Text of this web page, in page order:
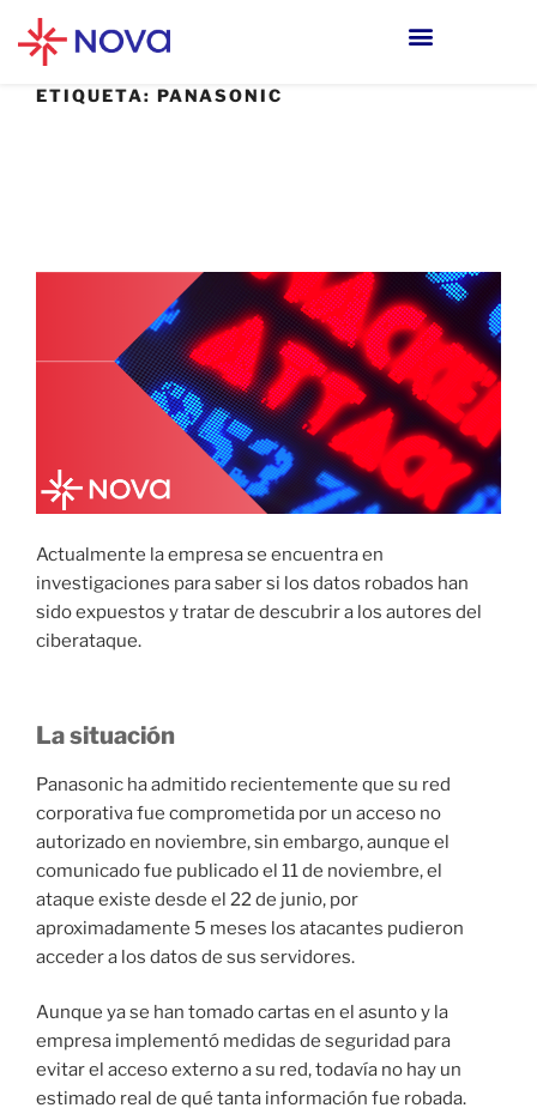
ETIQUETA: PANASONIC
Actualmente la empresa se encuentra en
investigaciones para saber si los datos robados han
sido expuestos y tratar de descubrir a los autores del
ciberataque.
La situación
Panasonic ha admitido recientemente que su red
corporativa fue comprometida por un acceso no
autorizado en noviembre, sin embargo, aunque el
comunicado fue publicado el 11 de noviembre, el
ataque existe desde el 22 de junio, por
aproximadamente 5 meses los atacantes pudieron
acceder a los datos de sus servidores.
Aunque ya se han tomado cartas en el asunto y la
empresa implementó medidas de seguridad para
evitar el acceso externo a su red, todavía no hay un
estimado real de qué tanta información fue robada.